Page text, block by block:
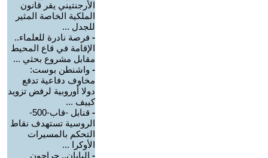
الأرجنتيني يقر قانون
الملكية الخاصة المثير
للجدل ...
- فرصة نادرة للعلماء..
الإقامة في قاع المحيط
مقابل مشروع بحثي ...
- واشنطن بوست:
مخاوف دفاعية تدفع
دولا أوروبية لرفض تزويد
كييف ...
-
قنابل -فاب-500-
الروسية تستهدف نقاط
التحكم بالمسيرات
الأوكرا ...
- اليابان.. جراحون